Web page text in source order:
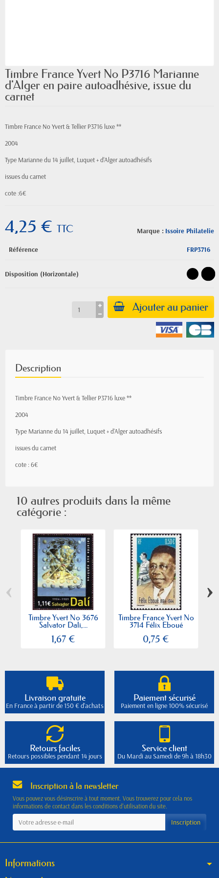
Timbre France Yvert No P3716 Marianne
d'Alger en paire autoadhésive, issue du
carnet
Timbre France No Yvert & Tellier P3716 luxe **
2004
Type Marianne du 14 juillet, Luquet + d'Alger autoadhésifs
issues du carnet
cote :6€
Marque : Issoire Philatelie
4,25 € TTC
Référence FRP3716
Disposition (Horizontale)
Ajouter au panier
Description
Timbre France No Yvert & Tellier P3716 luxe **
2004
Type Marianne du 14 juillet, Luquet + d'Alger autoadhésifs
issues du carnet
cote : 6€
10 autres produits dans la même
catégorie :
Timbre Yvert No 3676
Salvator Dali,...
1,67 €
Timbre France Yvert No
3714 Félix Eboué
0,75 €
‹ ›
Livraison gratuite
En France à partir de 150 € d'achats
Paiement sécurisé
Paiement en ligne 100% sécurisé
Retours faciles
Retours possibles pendant 14 jours
Service client
Du Mardi au Samedi de 9h à 18h30
Inscription à la newsletter
Vous pouvez vous désinscrire à tout moment. Vous trouverez pour cela nos
informations de contact dans les conditions d'utilisation du site.
Informations